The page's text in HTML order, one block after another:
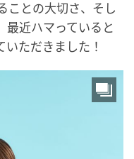
ことの大切さ、そし
最近ハマっていると
ただきました！